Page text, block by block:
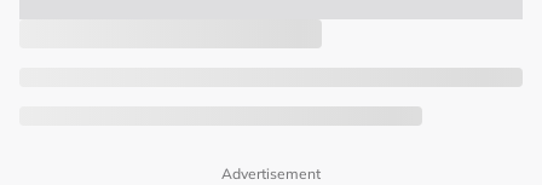
Advertisement